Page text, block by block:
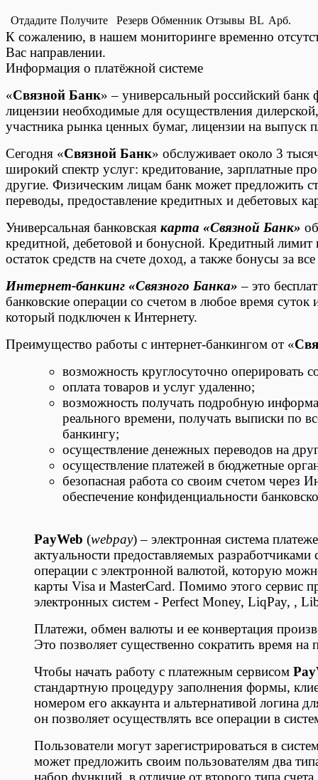
Отдадите Получите Резерв Обменник Отзывы BL Арб.
К сожалению, в нашем мониторинге временно
Вас направлении.
Информация о платёжной системе
«Связной Банк» – универсальный российский
лицензии необходимые для осуществления
участника рынка ценных бумаг, лицензии на выпуск
Сегодня «Связной Банк» обслуживает около 3
широкий спектр услуг: кредитование, зарплатные
другие. Физическим лицам банк может предложить
переводы, предоставление кредитных и дебетовых
Универсальная банковская карта «Связной Банк»
кредитной, дебетовой и бонусной. Кредитный лимит
остаток средств на счете доход, а также бонусы за
Интернет-банкинг «Связного Банка» – это
банковские операции со счетом в любое время
который подключен к Интернету.
Преимущество работы с интернет-банкингом от «
возможность круглосуточно оперировать
оплата товаров и услуг удаленно;
возможность получать подробную
реального времени, получать выписки по
банкингу;
осуществление денежных переводов на
осуществление платежей в бюджетные
безопасная работа со своим счетом через
обеспечение конфиденциальности
PayWeb (webpay) – электронная система
актуальности предоставляемых
операции с электронной валютой, которую
карты Visa и MasterCard. Помимо этого сервис
электронных систем - Perfect Money, LiqPay, ,
Платежи, обмен валюты и ее конвертация
Это позволяет существенно сократить время на
Чтобы начать работу с платежным сервисом
стандартную процедуру заполнения формы,
номером его аккаунта и альтернативой логина
он позволяет осуществлять все операции в
Пользователи могут зарегистрироваться в
может предложить своим пользователям два
набор функций, в отличие от второго типа